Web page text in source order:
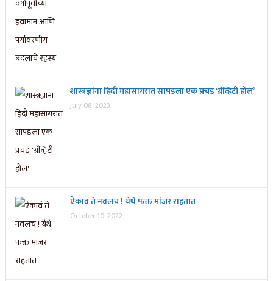
शास्त्रज्ञांना हिंदी महासागरात सापडला एक प्रचंड ‘ग्रॅव्हिटी होल’
July 08, 2023
ऐकावं ते नवलच ! येथे फक्त मांजरं राहतात
October 10, 2022